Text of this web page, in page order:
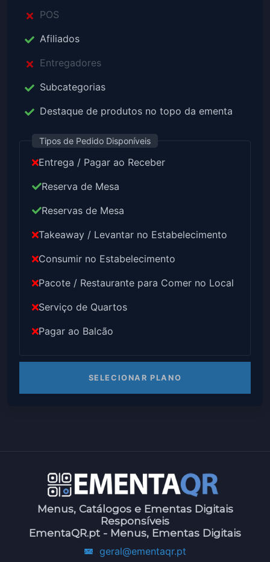
POS
Afiliados
Entregadores
Subcategorias
Destaque de produtos no topo da ementa
Tipos de Pedido Disponíveis
Entrega / Pagar ao Receber
Reserva de Mesa
Reservas de Mesa
Takeaway / Levantar no Estabelecimento
Consumir no Estabelecimento
Pacote / Restaurante para Comer no Local
Serviço de Quartos
Pagar ao Balcão
SELECIONAR PLANO
Menus, Catálogos e Ementas Digitais
Responsíveis
EmentaQR.pt - Menus, Ementas Digitais
geral@ementaqr.pt